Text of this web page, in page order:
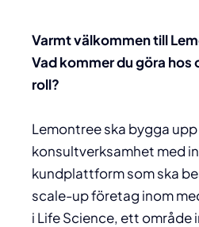
Varmt välkommen till
Vad kommer du göra hos
roll?
Lemontree ska bygga upp
konsultverksamhet med
kundplattform som ska
scale-up företag inom
i Life Science, ett område